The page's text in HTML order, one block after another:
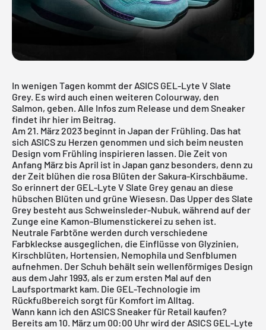
In wenigen Tagen kommt der ASICS GEL-Lyte V Slate
Grey. Es wird auch einen weiteren Colourway, den
Salmon, geben. Alle Infos zum Release und dem Sneaker
findet ihr hier im Beitrag.
Am 21. März 2023 beginnt in Japan der Frühling. Das hat
sich ASICS zu Herzen genommen und sich beim neusten
Design vom Frühling inspirieren lassen. Die Zeit von
Anfang März bis April ist in Japan ganz besonders, denn zu
der Zeit blühen die rosa Blüten der Sakura-Kirschbäume.
So erinnert der GEL-Lyte V Slate Grey genau an diese
hübschen Blüten und grüne Wiesesn. Das Upper des Slate
Grey besteht aus Schweinsleder-Nubuk, während auf der
Zunge eine Kamon-Blumenstickerei zu sehen ist.
Neutrale Farbtöne werden durch verschiedene
Farbkleckse ausgeglichen, die Einflüsse von Glyzinien,
Kirschblüten, Hortensien, Nemophila und Senfblumen
aufnehmen. Der Schuh behält sein wellenförmiges Design
aus dem Jahr 1993, als er zum ersten Mal auf den
Laufsportmarkt kam. Die GEL-Technologie im
Rückfußbereich sorgt für Komfort im Alltag.
Wann kann ich den ASICS Sneaker für Retail kaufen?
Bereits am 10. März um 00:00 Uhr wird der ASICS GEL-Lyte